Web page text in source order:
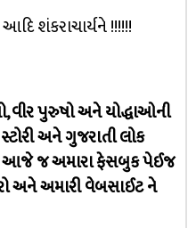
શંકરાચાર્યને !!!!!!
પુરુષો અને યોદ્ધાઓની
અને ગુજરાતી લોક
આજે જ અમારા ફેસબુક પેઈજ
અને અમારી વેબસાઈટ ને